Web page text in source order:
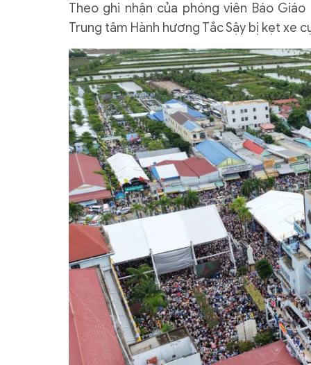
Theo ghi nhận của phóng viên Báo
Trung tâm Hành hương Tắc Sậy bị kẹt xe